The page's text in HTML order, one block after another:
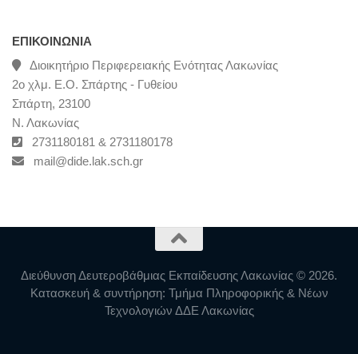
ΕΠΙΚΟΙΝΩΝΊΑ
Διοικητήριο Περιφερειακής Ενότητας Λακωνίας
2ο χλμ. Ε.Ο. Σπάρτης - Γυθείου
Σπάρτη, 23100
Ν. Λακωνίας
2731180181 & 2731180178
mail@dide.lak.sch.gr
Διεύθυνση Δευτεροβάθμιας Εκπαίδευσης Λακωνίας © 2026.
Κατασκευή & συντήρηση: Τμήμα Πληροφορικής & Νέων
Τεχνολογιών ΔΔΕ Λακωνίας